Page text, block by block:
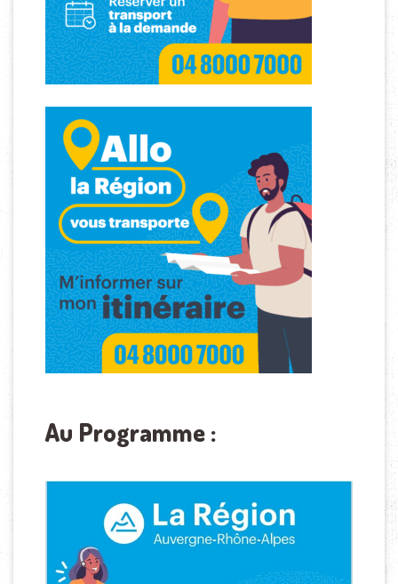
Au Programme :